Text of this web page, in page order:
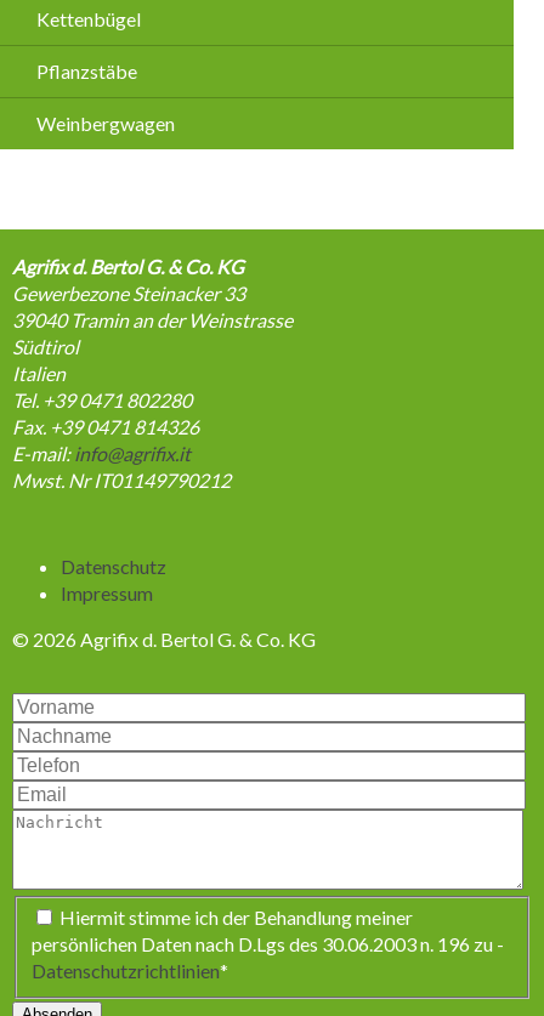
Kettenbügel
Pflanzstäbe
Weinbergwagen
Agrifix d. Bertol G. & Co. KG
Gewerbezone Steinacker 33
39040 Tramin an der Weinstrasse
Südtirol
Italien
Tel. +39 0471 802280
Fax. +39 0471 814326
E-mail:info@agrifix.it
Mwst. Nr IT01149790212
überspringen
Datenschutz
Impressum
© 2026 Agrifix d. Bertol G. & Co. KG
Pflichtfeld
Hiermit stimme ich der Behandlung meiner
persönlichen Daten nach D.Lgs des 30.06.2003 n. 196 zu -
Datenschutzrichtlinien*